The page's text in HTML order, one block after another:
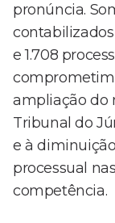
pronúncia.
e 1.708
ampliação do
Tribunal do
e à
processual
competência.